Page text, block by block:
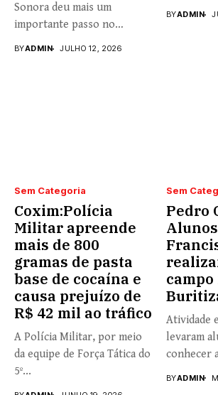
Sonora deu mais um
importante passo no
BYADMIN JULHO 12, 2026
BYADMIN
Sem Categoria
Coxim:Polícia
Militar apreende
mais de 800
gramas de pasta
base de cocaína e
causa prejuízo de
R$ 42 mil ao tráfico
A Polícia Militar, por meio
da equipe de Força Tática do
5º...
Sem
Pedro
Atividade
levaram
conhecer
BYADMIN